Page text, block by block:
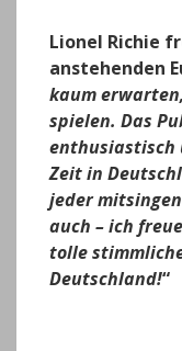
Lionel Richie
anstehenden
kaum
spielen. Das
enthusiastisch
Zeit in
jeder
auch – ich
tolle
Deutschland!“